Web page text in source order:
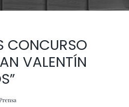
CONCURSO
VALENTÍN